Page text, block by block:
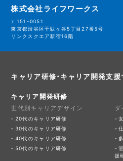
株式会社ライフワークス
〒151-0051
東京都渋谷区千駄ヶ谷5丁目27番5号
リンクスクエア新宿16階
キャリア研修・キャリア開発支
キャリア開発研修
世代別キャリアデザイン
20代のキャリア研修
30代のキャリア研修
40代のキャリア研修
50代のキャリア研修
ダ
援